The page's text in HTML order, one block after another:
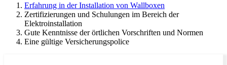
Erfahrung in der Installation von Wallboxen
Zertifizierungen und Schulungen im Bereich der
Elektroinstallation
Gute Kenntnisse der örtlichen Vorschriften und Normen
Eine gültige Versicherungspolice